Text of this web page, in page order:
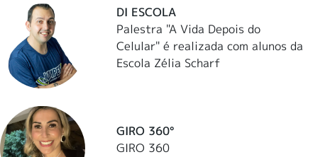
DI ESCOLA
Palestra "A Vida Depois do
Celular" é realizada com alunos da
Escola Zélia Scharf
GIRO 360°
GIRO 360